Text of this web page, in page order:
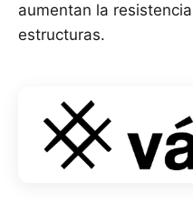
aumentan la
estructuras.